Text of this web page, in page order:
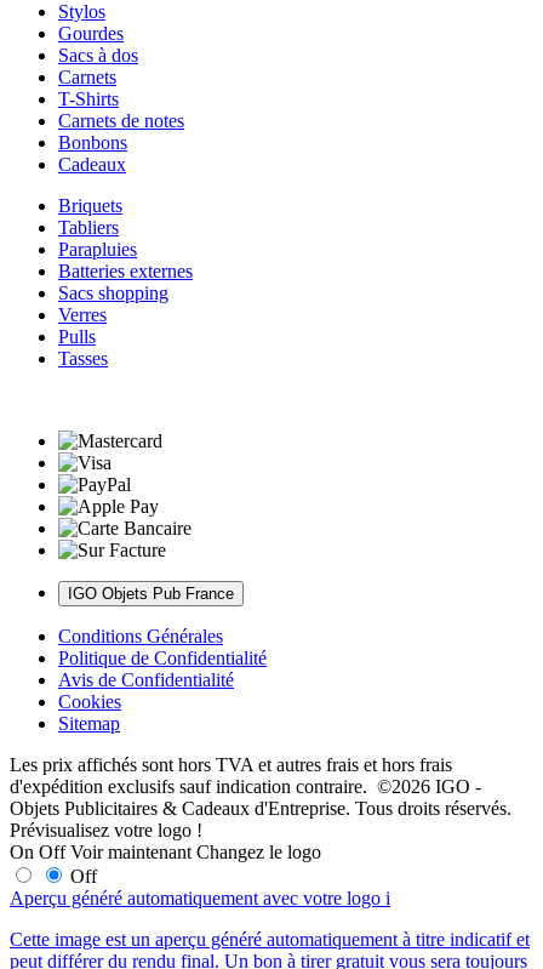
Stylos
Gourdes
Sacs à dos
Carnets
T-Shirts
Carnets de notes
Bonbons
Cadeaux
Briquets
Tabliers
Parapluies
Batteries externes
Sacs shopping
Verres
Pulls
Tasses
IGO Objets Pub France
Conditions Générales
Politique de Confidentialité
Avis de Confidentialité
Cookies
Sitemap
Les prix affichés sont hors TVA et autres frais et hors frais
d'expédition exclusifs sauf indication contraire. ©2026 IGO -
Objets Publicitaires & Cadeaux d'Entreprise. Tous droits réservés.
Prévisualisez votre logo !
On Off Voir maintenant Changez le logo
Off
Aperçu généré automatiquement avec votre logo i
Cette image est un aperçu généré automatiquement à titre indicatif et
peut différer du rendu final. Un bon à tirer gratuit vous sera toujours